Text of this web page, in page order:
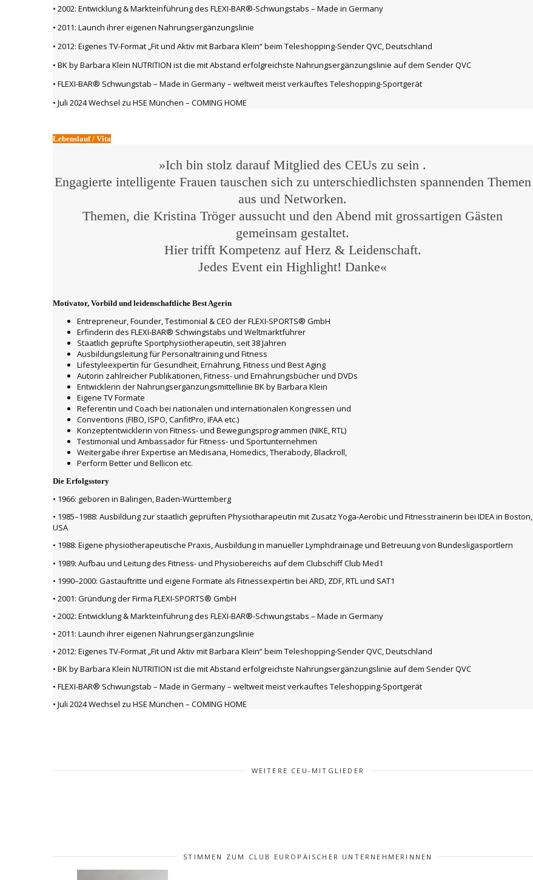
• 2002: Entwicklung & Markteinführung des FLEXI-BAR®-Schwungstabs – Made in Germany
• 2011: Launch ihrer eigenen Nahrungsergänzungslinie
• 2012: Eigenes TV-Format „Fit und Aktiv mit Barbara Klein“ beim Teleshopping-Sender QVC, Deutschland
• BK by Barbara Klein NUTRITION ist die mit Abstand erfolgreichste Nahrungsergänzungslinie auf dem Sender QVC
• FLEXI-BAR® Schwungstab – Made in Germany – weltweit meist verkauftes Teleshopping-Sportgerät
• Juli 2024 Wechsel zu HSE München – COMING HOME
Lebenslauf / Vita
»Ich bin stolz darauf Mitglied des CEUs zu sein .
Engagierte intelligente Frauen tauschen sich zu unterschiedlichsten spannenden Themen
aus und Networken.
Themen, die Kristina Tröger aussucht und den Abend mit grossartigen Gästen
gemeinsam gestaltet.
Hier trifft Kompetenz auf Herz & Leidenschaft.
Jedes Event ein Highlight! Danke«
Motivator, Vorbild und leidenschaftliche Best Agerin
Entrepreneur, Founder, Testimonial & CEO der FLEXI-SPORTS® GmbH
Erfinderin des FLEXI-BAR® Schwingstabs und Weltmarktführer
Staatlich geprüfte Sportphysiotherapeutin, seit 38 Jahren
Ausbildungsleitung für Personaltraining und Fitness
Lifestyleexpertin für Gesundheit, Ernährung, Fitness und Best Aging
Autorin zahlreicher Publikationen, Fitness- und Ernährungsbücher und DVDs
Entwicklerin der Nahrungsergänzungsmittellinie BK by Barbara Klein
Eigene TV Formate
Referentin und Coach bei nationalen und internationalen Kongressen und
Conventions (FIBO, ISPO, CanfitPro, IFAA etc.)
Konzeptentwicklerin von Fitness- und Bewegungsprogrammen (NIKE, RTL)
Testimonial und Ambassador für Fitness- und Sportunternehmen
Weitergabe ihrer Expertise an Medisana, Homedics, Therabody, Blackroll,
Perform Better und Bellicon etc.
Die Erfolgsstory
• 1966: geboren in Balingen, Baden-Württemberg
• 1985–1988: Ausbildung zur staatlich geprüften Physiotharapeutin mit Zusatz Yoga-Aerobic und Fitnesstrainerin bei IDEA in Boston,
USA
• 1988: Eigene physiotherapeutische Praxis, Ausbildung in manueller Lymphdrainage und Betreuung von Bundesligasportlern
• 1989: Aufbau und Leitung des Fitness- und Physiobereichs auf dem Clubschiff Club Med1
• 1990–2000: Gastauftritte und eigene Formate als Fitnessexpertin bei ARD, ZDF, RTL und SAT1
• 2001: Gründung der Firma FLEXI-SPORTS® GmbH
• 2002: Entwicklung & Markteinführung des FLEXI-BAR®-Schwungstabs – Made in Germany
• 2011: Launch ihrer eigenen Nahrungsergänzungslinie
• 2012: Eigenes TV-Format „Fit und Aktiv mit Barbara Klein“ beim Teleshopping-Sender QVC, Deutschland
• BK by Barbara Klein NUTRITION ist die mit Abstand erfolgreichste Nahrungsergänzungslinie auf dem Sender QVC
• FLEXI-BAR® Schwungstab – Made in Germany – weltweit meist verkauftes Teleshopping-Sportgerät
• Juli 2024 Wechsel zu HSE München – COMING HOME
WEITERE CEU-MITGLIEDER
STIMMEN ZUM CLUB EUROPÄISCHER UNTERNEHMERINNEN